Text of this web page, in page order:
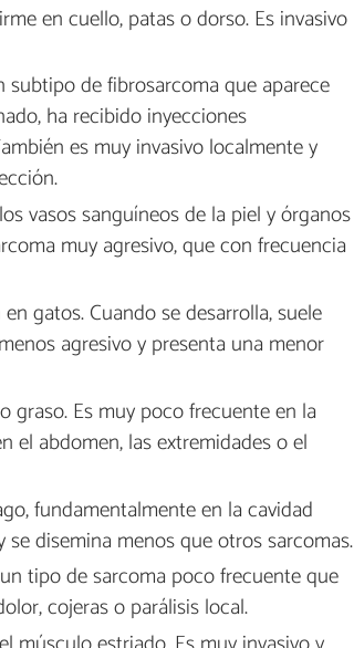
en cuello, patas o dorso. Es invasivo
subtipo de fibrosarcoma que aparece
ha recibido inyecciones
es muy invasivo localmente y
vasos sanguíneos de la piel y órganos
muy agresivo, que con frecuencia
gatos. Cuando se desarrolla, suele
agresivo y presenta una menor
graso. Es muy poco frecuente en la
el abdomen, las extremidades o el
fundamentalmente en la cavidad
disemina menos que otros sarcomas.
tipo de sarcoma poco frecuente que
cojeras o parálisis local.